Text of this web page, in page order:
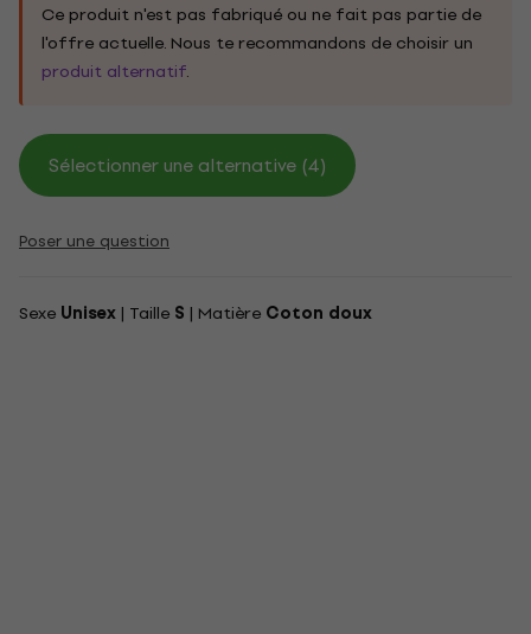
Ce produit n'est pas fabriqué ou ne fait pas partie de
l'offre actuelle. Nous te recommandons de choisir un
produit alternatif.
Sélectionner une alternative (4)
Poser une question
Sexe Unisex | Taille S | Matière Coton doux